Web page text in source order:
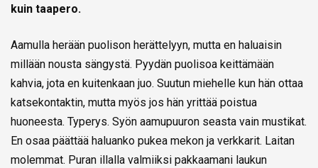
kuin taapero.
Aamulla herään puolison herättelyyn, mutta en haluaisin
millään nousta sängystä. Pyydän puolisoa keittämään
kahvia, jota en kuitenkaan juo. Suutun miehelle kun hän ottaa
katsekontaktin, mutta myös jos hän yrittää poistua
huoneesta. Typerys. Syön aamupuuron seasta vain mustikat.
En osaa päättää haluanko pukea mekon ja verkkarit. Laitan
molemmat. Puran illalla valmiiksi pakkaamani laukun